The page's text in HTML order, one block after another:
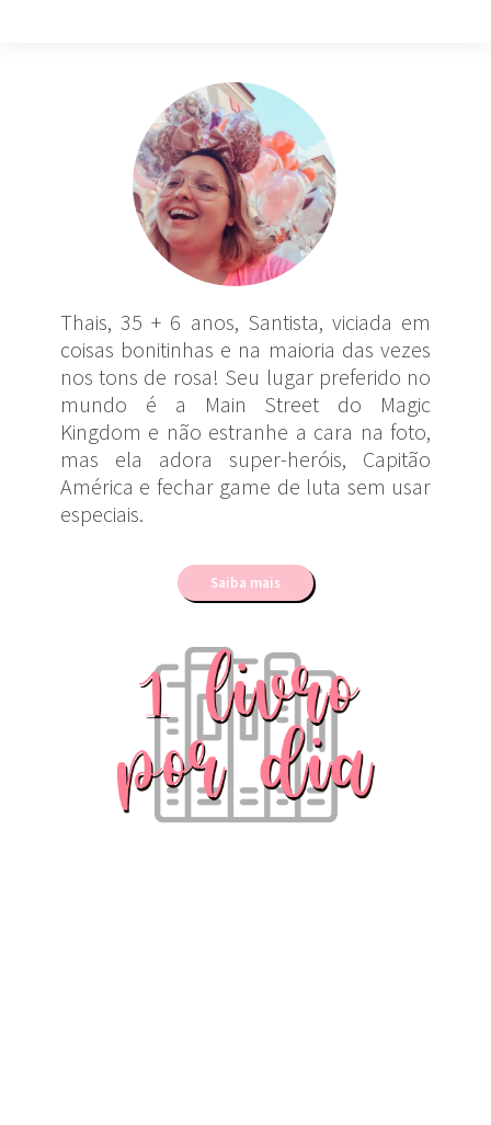
Thais, 35 + 6 anos, Santista, viciada em
coisas bonitinhas e na maioria das vezes
nos tons de rosa! Seu lugar preferido no
mundo é a Main Street do Magic
Kingdom e não estranhe a cara na foto,
mas ela adora super-heróis, Capitão
América e fechar game de luta sem usar
especiais.
Saiba mais